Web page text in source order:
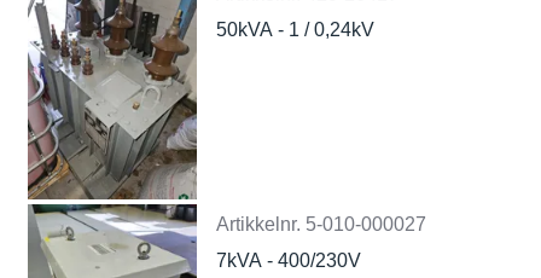
50kVA - 1 / 0,24kV
Artikkelnr. 5-010-000027
7kVA - 400/230V